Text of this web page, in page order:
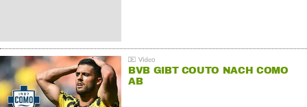
BVB GIBT COUTO NACH COMO
AB